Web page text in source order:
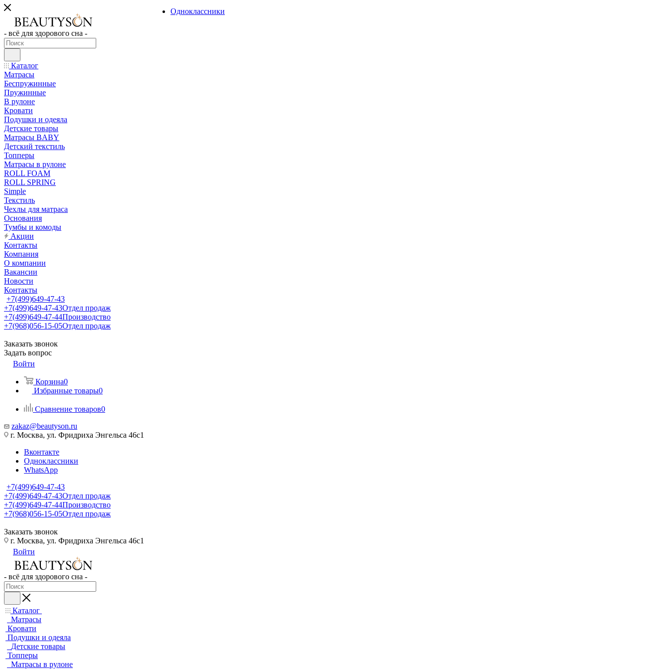
- всё для здорового сна -
Каталог
Матрасы
Беспружинные
Пружинные
В рулоне
Кровати
Подушки и одеяла
Детские товары
Матрасы BABY
Детский текстиль
Топперы
Матрасы в рулоне
ROLL FOAM
ROLL SPRING
Simple
Текстиль
Чехлы для матраса
Основания
Тумбы и комоды
Акции
Контакты
Компания
О компании
Вакансии
Новости
Контакты
+7(499)649-47-43
+7(499)649-47-43Отдел продаж
+7(499)649-47-44Производство
+7(968)056-15-05Отдел продаж
Заказать звонок
Задать вопрос
Войти
Корзина0
Избранные товары0
Сравнение товаров0
zakaz@beautyson.ru
г. Москва, ул. Фридриха Энгельса 46с1
Вконтакте
Одноклассники
WhatsApp
+7(499)649-47-43
+7(499)649-47-43Отдел продаж
+7(499)649-47-44Производство
+7(968)056-15-05Отдел продаж
Заказать звонок
Одноклассники
г. Москва, ул. Фридриха Энгельса 46с1
Войти
- всё для здорового сна -
Каталог
Матрасы
Кровати
Подушки и одеяла
Детские товары
Топперы
Матрасы в рулоне